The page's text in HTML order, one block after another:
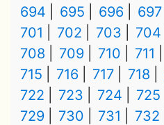
694
695 696 697
701
702 703 704
708
709 710 711
715
716 717 718
722
723 724 725
729
730 731 732